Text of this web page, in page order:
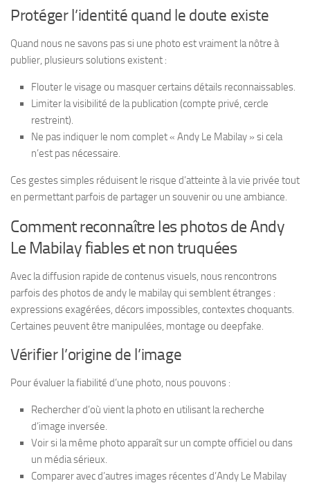
Protéger l’identité quand le doute existe
Quand nous ne savons pas si une photo est vraiment la nôtre à
publier, plusieurs solutions existent :
Flouter le visage ou masquer certains détails reconnaissables.
Limiter la visibilité de la publication (compte privé, cercle
restreint).
Ne pas indiquer le nom complet « Andy Le Mabilay » si cela
n’est pas nécessaire.
Ces gestes simples réduisent le risque d’atteinte à la vie privée tout
en permettant parfois de partager un souvenir ou une ambiance.
Comment reconnaître les photos de Andy
Le Mabilay fiables et non truquées
Avec la diffusion rapide de contenus visuels, nous rencontrons
parfois des photos de andy le mabilay qui semblent étranges :
expressions exagérées, décors impossibles, contextes choquants.
Certaines peuvent être manipulées, montage ou deepfake.
Vérifier l’origine de l’image
Pour évaluer la fiabilité d’une photo, nous pouvons :
Rechercher d’où vient la photo en utilisant la recherche
d’image inversée.
Voir si la même photo apparaît sur un compte officiel ou dans
un média sérieux.
Comparer avec d’autres images récentes d’Andy Le Mabilay